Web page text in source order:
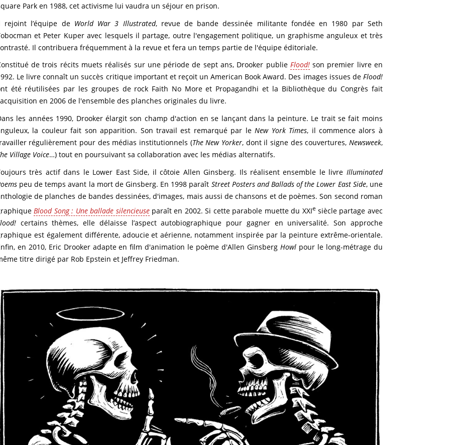
Park en 1988, cet activisme lui vaudra un séjour en prison.
rejoint l’équipe de World War 3 Illustrated, revue de bande dessinée militante fondée en 1980 par Seth
et Peter Kuper avec lesquels il partage, outre l'engagement politique, un graphisme anguleux et très
Il contribuera fréquemment à la revue et fera un temps partie de l'équipe éditoriale.
de trois récits muets réalisés sur une période de sept ans, Drooker publie Flood!son premier livre en
Le livre connaît un succès critique important et reçoit un American Book Award. Des images issues de Flood!
été réutilisées par les groupes de rock Faith No More et Propagandhi et la Bibliothèque du Congrès fait
en 2006 de l'ensemble des planches originales du livre.
les années 1990, Drooker élargit son champ d'action en se lançant dans la peinture. Le trait se fait moins
la couleur fait son apparition. Son travail est remarqué par leNew York Times, il commence alors à
régulièrement pour des médias institutionnels (The New Yorker, dont il signe des couvertures, Newsweek,
Village Voice…) tout en poursuivant sa collaboration avec les médias alternatifs.
très actif dans le Lower East Side, il côtoie Allen Ginsberg. Ils réalisent ensemble le livre Illuminated
peu de temps avant la mort de Ginsberg. En 1998 paraît Street Posters and Ballads of the Lower East Side, une
de planches de bandes dessinées, d'images, mais aussi de chansons et de poèmes. Son second roman
Blood Song : Une ballade silencieuseparaît en 2002. Si cette parabole muette du XXIe siècle partage avec
certains thèmes, elle délaisse l’aspect autobiographique pour gagner en universalité. Son approche
est également différente, adoucie et aérienne, notamment inspirée par la peinture extrême-orientale.
en 2010, Eric Drooker adapte en film d'animation le poème d'Allen GinsbergHowl pour le long-métrage du
titre dirigé par Rob Epstein et Jeffrey Friedman.